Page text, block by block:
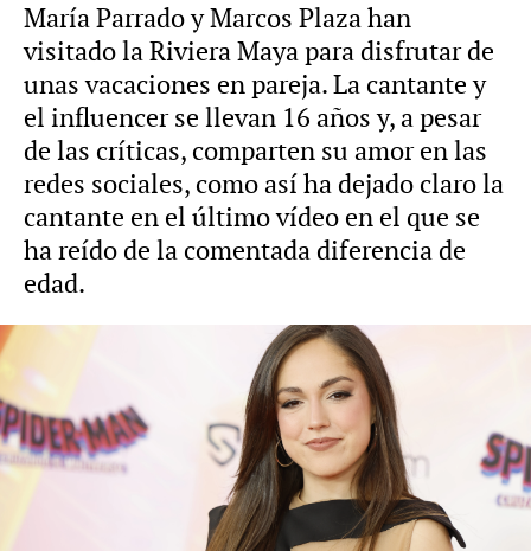
María Parrado y Marcos Plaza han
visitado la Riviera Maya para disfrutar de
unas vacaciones en pareja. La cantante y
el influencer se llevan 16 años y, a pesar
de las críticas, comparten su amor en las
redes sociales, como así ha dejado claro la
cantante en el último vídeo en el que se
ha reído de la comentada diferencia de
edad.
Marta Pombo y Luis Zamalloa desvelan el
sexo y el nombre de los dos bebés que
esperan